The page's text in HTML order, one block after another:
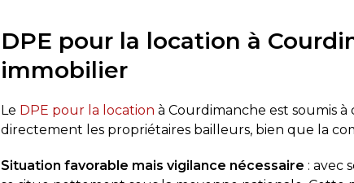
DPE pour la location à
immobilier
Le DPE pour la location à Courdimanche est soumis
directement les propriétaires bailleurs, bien que la
Situation favorable mais vigilance nécessaire : avec